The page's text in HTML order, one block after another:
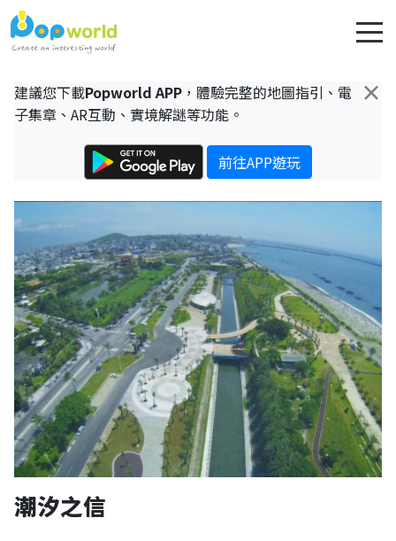
×
建議您下載Popworld APP ，體驗完整的地圖指引、電
子集章、AR互動、實境解謎等功能。
前往APP遊玩
潮汐之信